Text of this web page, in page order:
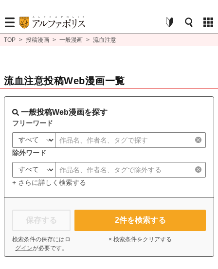
TOP > 投稿漫画 > 一般漫画 > 流血注意
流血注意投稿Web漫画一覧
一般投稿Web漫画を探す
フリーワード
除外ワード
+ さらに詳しく検索する
保存する
検索条件の保存には ロ
グインが必要です。
2件を検索する
× 検索条件をクリアする